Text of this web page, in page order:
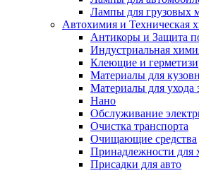
Лампы для грузовых
Автохимия и Техническая
Антикоры и Защита
Индустриальная
Клеющие и
Материалы для
Материалы для ухода
Нано
Обслуживание
Очистка транспорта
Очищающие средства
Принадлежности для
Присадки для авто